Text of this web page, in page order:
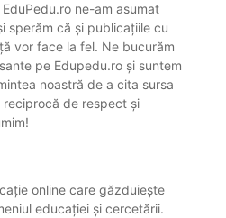
ne-am asumat
sperăm că și publicațiile cu
vor face la fel. Ne bucurăm
pe Edupedu.ro și suntem
noastră de a cita sursa
de respect și
online care găzduiește
educației și cercetării.